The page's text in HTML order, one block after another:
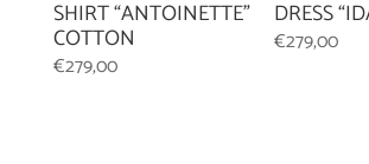
SHIRT “ANTOINETTE”
COTTON
€279,00
DRESS
€279,00